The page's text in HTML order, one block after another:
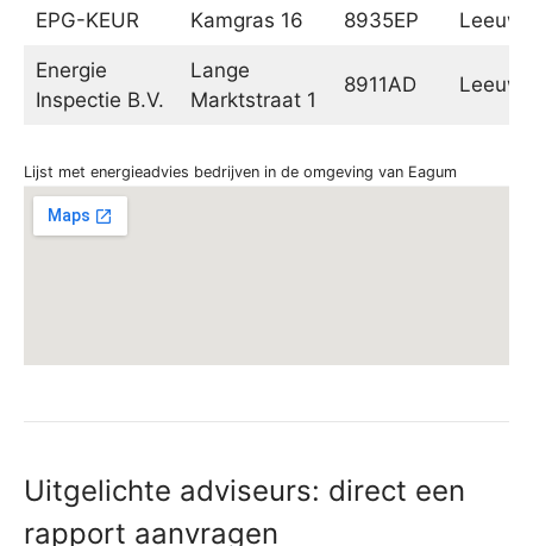
EPG-KEUR Kamgras 16 8935EP
Energie
Inspectie B.V.
Lange
Marktstraat 1
8911AD
Lijst met energieadvies bedrijven in de omgeving van Eagum
Uitgelichte adviseurs: direct een
rapport aanvragen